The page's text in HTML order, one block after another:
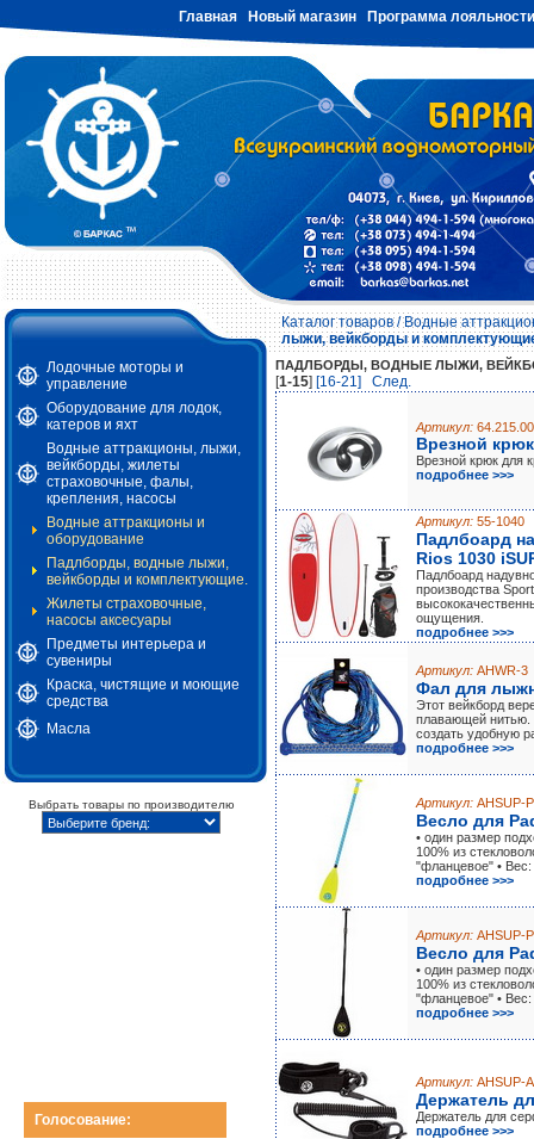
Главная Новый магазин Программа лояльности
Каталог товаров/Водные
лыжи, вейкборды и
Лодочные моторы и
управление
Оборудование для лодок,
катеров и яхт
Водные аттракционы, лыжи,
вейкборды, жилеты
страховочные, фалы,
крепления, насосы
Водные аттракционы и
оборудование
Падлборды, водные лыжи,
вейкборды и комплектующие.
Жилеты страховочные,
насосы аксесуары
Предметы интерьера и
сувениры
Краска, чистящие и моющие
средства
Масла
Выбрать товары по производителю
Голосование:
ПАДЛБОРДЫ, ВОДНЫЕ ЛЫЖИ,
[1-15] [16-21] Cлед.
Артикул: 64.215.00
Врезной
Врезной крюк для
подробнее >>>
Артикул: 55-1040
Падлбоард
Rios 1030
Падлбоард
производства
ощущения.
подробнее >>>
Артикул: AHWR-3
Фал для
Этот вейкборд
плавающей нитью.
создать удобную
подробнее >>>
Артикул: AHSUP-
Весло для
• один размер
100% из
"фланцевое" • Вес:
подробнее >>>
Артикул: AHSUP-
Весло для
• один размер
100% из
"фланцевое" • Вес:
подробнее >>>
Артикул: AHSUP-
Держатель
Держатель для
подробнее >>>